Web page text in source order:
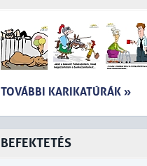
TOVÁBBI KARIKATÚRÁK »
BEFEKTETÉS